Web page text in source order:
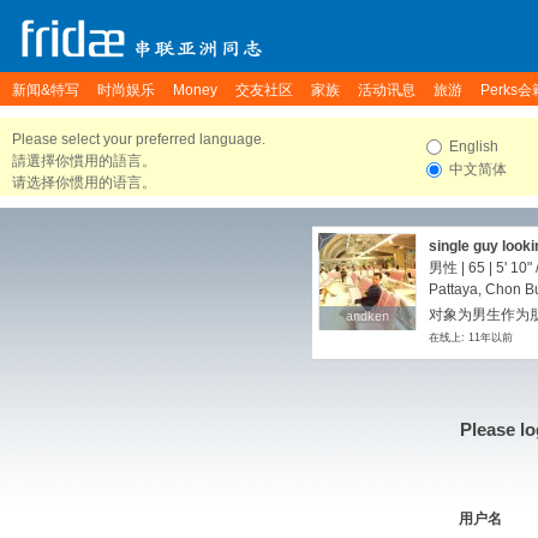
新闻&特写 时尚娱乐 Money 交友社区 家族 活动讯息 旅游 Perks会
Please select your preferred language.
請選擇你慣用的語言。
请选择你惯用的语言。
English
中文简体
andken
andken
single guy
男性 | 65 | 5' 10"
Pattaya, Chon
对象为男生作为
在线上: 11年以前
Please
用户名